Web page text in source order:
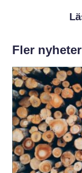
Fler nyheter